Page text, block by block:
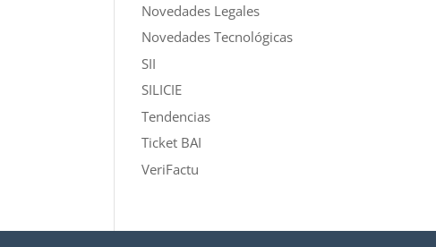
Novedades Legales
Novedades Tecnológicas
SII
SILICIE
Tendencias
Ticket BAI
VeriFactu